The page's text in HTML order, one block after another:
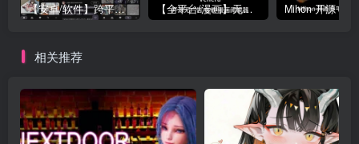
【安卓/软件】跨平台免代理直连P站 Pixez-Flutter V0.9.105 动图 | 以图搜源 | 批量下载 | Pixiv | 漫画 小说 插图 【全平台/漫画】无广告 漫画阅读器 Venera 支持 禁漫/哔咔/拷贝漫画源 更新 v1.6.3 附带 漫画源 部分地址已更新 安卓 | Mac | IOS | Widows
相关推荐